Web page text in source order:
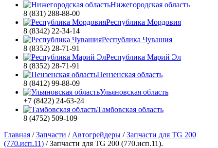
Нижегородская область
8 (831) 288-88-00
Республика Мордовия
8 (8342) 22-34-14
Республика Чувашия
8 (8352) 28-71-91
Республика Марий Эл
8 (8352) 28-71-91
Пензенская область
8 (8412) 99-88-09
Ульяновская область
+7 (8422) 24-63-24
Тамбовская область
8 (4752) 509-109
Главная /Запчасти / Автогрейдеры /Запчасти для TG 200
(770.исп.11) /Запчасти для TG 200 (770.исп.11).